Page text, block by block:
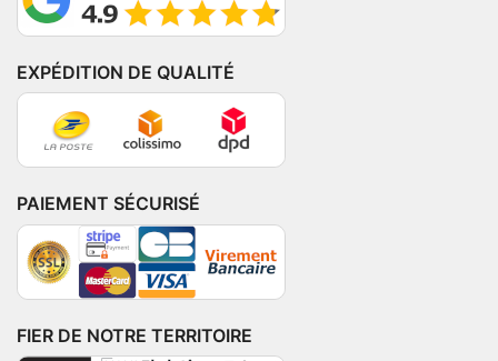
EXPÉDITION DE QUALITÉ
PAIEMENT SÉCURISÉ
FIER DE NOTRE TERRITOIRE